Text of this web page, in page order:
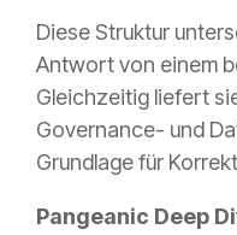
Diese Struktur
Antwort von einem
Gleichzeitig liefert
Governance- und
Grundlage für
Pangeanic Deep